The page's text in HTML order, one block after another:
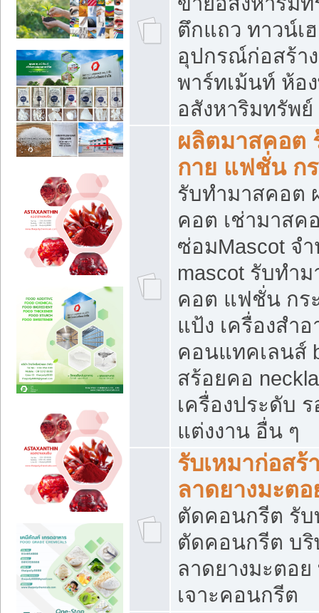
ตึกแถว ทาวน์เ
อุปกรณ์ก่อสร้า
พาร์ทเม้นท์ ห้อ
อสังหาริมทรัพ
ผลิตมาสคอต
กาย แฟชั่น กร
รับทำมาสคอต
คอต เช่ามาสค
ซ่อมMascot จ
mascot รับทำ
คอต แฟชั่น กระ
แป้ง เครื่องสำ
คอนแทคเลนส์
สร้อยคอ
เครื่องประดับ ร
แต่งงาน อื่น ๆ
รับเหมาก่อส
ลาดยางมะต
ตัดคอนกรีต รับ
ตัดคอนกรีต บริ
ลาดยางมะตอ
เจาะคอนกรีต